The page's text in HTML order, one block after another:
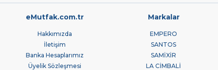
eMutfak.com.tr
Hakkımızda
İletişim
Banka Hesaplarımız
Üyelik Sözleşmesi
Markalar
EMPERO
SANTOS
SAMİXİR
LA CİMBALİ